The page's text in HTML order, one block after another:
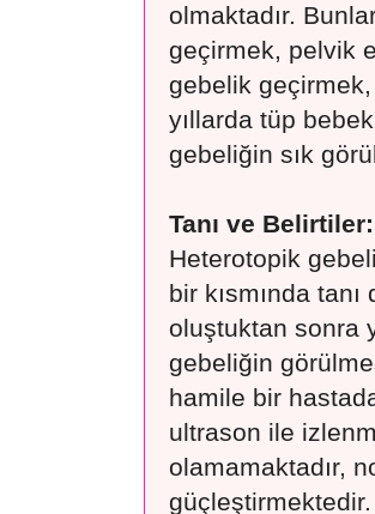
olmaktadır.
geçirmek, pelvik
gebelik
yıllarda tüp
gebeliğin sık
Tanı ve Belirtiler:
Heterotopik
bir kısmında
oluştuktan sonra
gebeliğin
hamile bir
ultrason ile
olamamaktadır,